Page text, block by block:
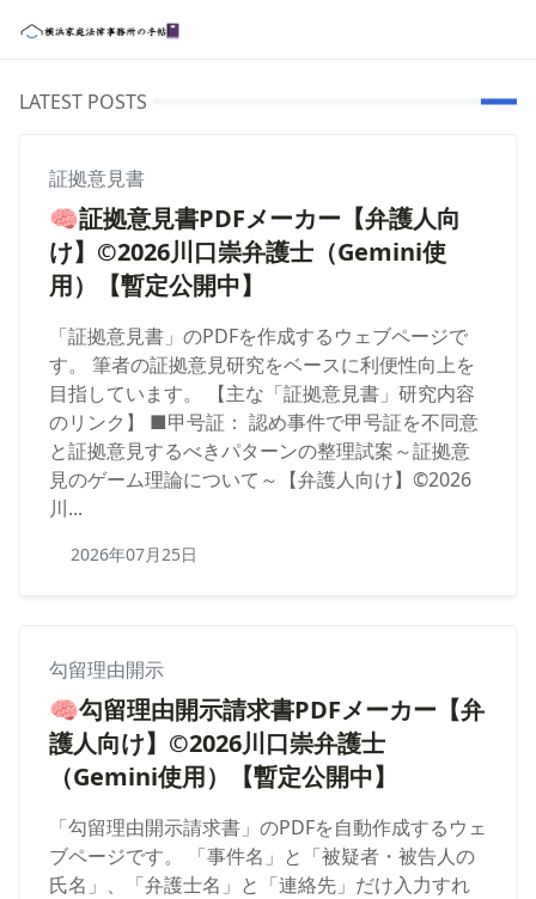
LATEST POSTS
証拠意見書
🧠証拠意見書PDFメーカー【弁護人向
け】©2026川口崇弁護士（Gemini使
用）【暫定公開中】
「証拠意見書」のPDFを作成するウェブページで
す。 筆者の証拠意見研究をベースに利便性向上を
目指しています。 【主な「証拠意見書」研究内容
のリンク】 ■甲号証： 認め事件で甲号証を不同意
と証拠意見するべきパターンの整理試案～証拠意
見のゲーム理論について～【弁護人向け】©2026
川...
2026年07月25日
勾留理由開示
🧠勾留理由開示請求書PDFメーカー【弁
護人向け】©2026川口崇弁護士
（Gemini使用）【暫定公開中】
「勾留理由開示請求書」のPDFを自動作成するウェ
ブページです。 「事件名」と「被疑者・被告人の
氏名」、「弁護士名」と「連絡先」だけ入力すれ